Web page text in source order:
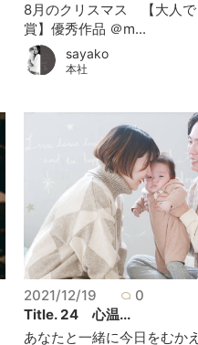
8月のクリスマス 【大人で
賞】優秀作品 ＠m...
sayako
本社
2021/12/19
0
Title. 24 心温...
あなたと一緒に今日をむかえ